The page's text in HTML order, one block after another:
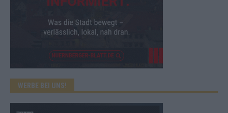
WERBE BEI UNS!